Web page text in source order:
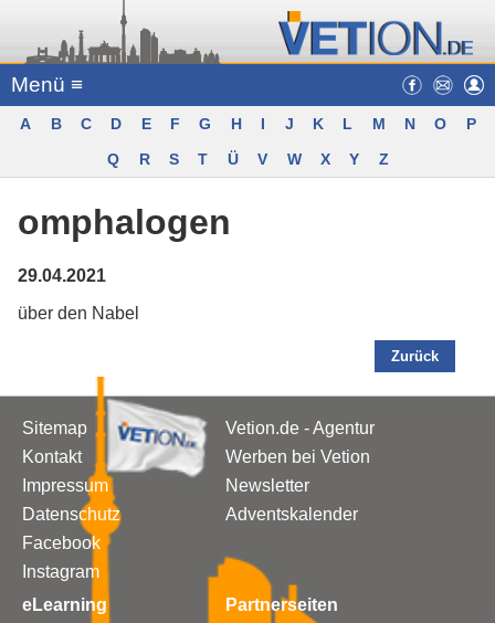
Menü ≡
A B C D E F G H I J K L M N O
P
Q
R S T Ü V W X Y Z
omphalogen
29.04.2021
über den Nabel
Zurück
Sitemap
Kontakt
Impressum
Datenschutz
Facebook
Instagram
Vetion.de - Agentur
Werben bei Vetion
Newsletter
Adventskalender
eLearning
Partnerseiten